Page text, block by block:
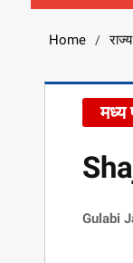
Home / राज्य
मध्य
Gulabi